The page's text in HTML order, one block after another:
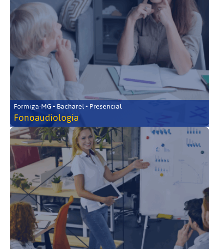
Formiga-MG • Bacharel • Presencial
Fonoaudiologia